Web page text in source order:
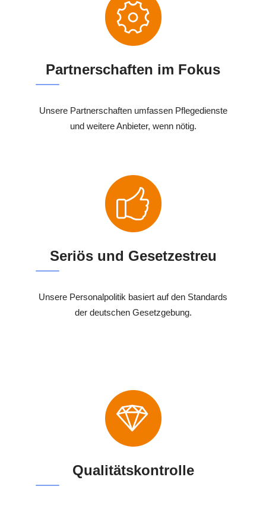
Partnerschaften im Fokus
Unsere Partnerschaften umfassen Pflegedienste
und weitere Anbieter, wenn nötig.
Seriös und Gesetzestreu
Unsere Personalpolitik basiert auf den Standards
der deutschen Gesetzgebung.
Qualitätskontrolle